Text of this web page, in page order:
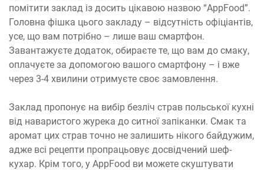
помітити заклад із досить цікавою назвою “AppFood”.
Головна фішка цього закладу – відсутність офіціантів,
усе, що вам потрібно – лише ваш смартфон.
Завантажуєте додаток, обираєте те, що вам до смаку,
оплачуєте за допомогою вашого смартфону – і вже
через 3-4 хвилини отримуєте своє замовлення.
Заклад пропонує на вибір безліч страв польської кухні
від наваристого журека до ситної запіканки. Смак та
аромат цих страв точно не залишить нікого байдужим,
адже всі рецепти пропрацьовує досвідчений шеф-
кухар. Крім того, у AppFood ви можете скуштувати